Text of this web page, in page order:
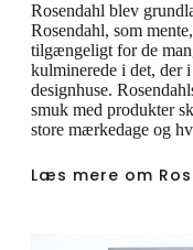
Rosendahl blev
Rosendahl, som
tilgængeligt for de
kulminerede i det, der
designhuse.
smuk med produkter
store mærkedage og
Læs mere om